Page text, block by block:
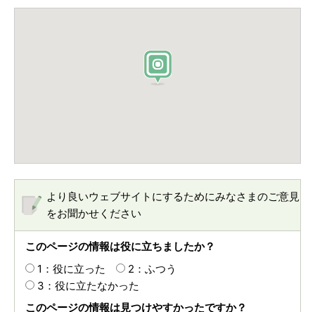
より良いウェブサイトにするためにみなさまのご意見
をお聞かせください
このページの情報は役に立ちましたか？
1：役に立った
2：ふつう
3：役に立たなかった
このページの情報は見つけやすかったですか？